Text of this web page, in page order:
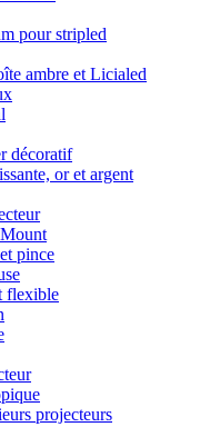
pour stripled
ambre et Licialed
décoratif
or et argent
pince
flexible
projecteurs